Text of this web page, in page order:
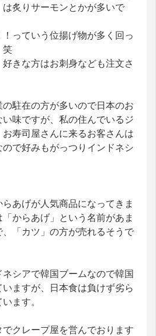
炙りサーモンとかが多いで
っていう位揚げ物が多く回っ
笑
きな方はお刺身なども注文さ
駐在の方が多いので日本のお
味ですが、私の住んでいるジ
寿司屋さんに来るお客さんは
で好みもがっつりインドネシ
あげが人気商品になってきま
からあげ」という名前があま
「カツ」の方が売れるそうで
シアで韓国ブームなので韓国
ますが、日本食は負けず劣ら
ます。
クレープ屋を営んでおります